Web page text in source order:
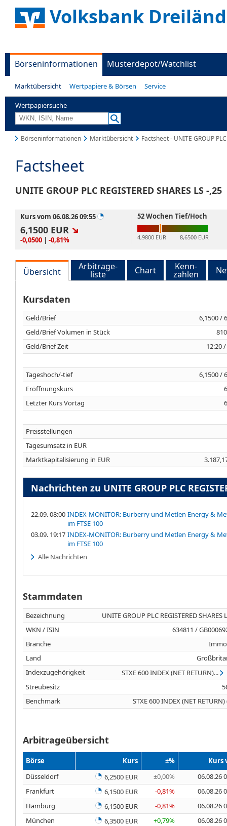
Volksbank
Börseninformationen Musterdepot/Watchlist
Marktübersicht Wertpapiere & Börsen Service
Wertpapiersuche
Börseninformationen Marktübersicht Factsheet - UNITE GROUP
Factsheet
UNITE GROUP PLC REGISTERED SHARES LS -,25
Kurs vom 06.08.26 09:55
6,1500 EUR
-0,0500 | -0,81%
52 Wochen Tief/Hoch
4,9800 EUR 8,6500 EUR
Übersicht Arbitrage-
liste Chart Kenn-
zahlen
Kursdaten
Geld/Brief
6,1500 /
Geld/Brief Volumen in Stück
Geld/Brief Zeit
12:20
Tageshoch/-tief
6,1500 /
Eröffnungskurs
Letzter Kurs Vortag
Preisstellungen
Tagesumsatz in EUR
Marktkapitalisierung in EUR
Nachrichten zu UNITE GROUP PLC
22.09. 08:00 INDEX-MONITOR: Burberry und Metlen Energy &
im FTSE 100
03.09. 19:17 INDEX-MONITOR: Burberry und Metlen Energy &
im FTSE 100
Alle Nachrichten
Stammdaten
Bezeichnung
UNITE GROUP PLC REGISTERED SHARES
WKN / ISIN
634811 /
Branche
Land
Indexzugehörigkeit
STXE 600 INDEX (NET RETURN)...
Streubesitz
Benchmark
STXE 600 INDEX (NET RETURN)
Arbitrageübersicht
Börse Kurs ±%
Kurs
Düsseldorf
6,2500 EUR ±0,00%
06.08.26
Frankfurt
6,1500 EUR -0,81%
06.08.26
Hamburg
6,1500 EUR -0,81%
06.08.26
München
6,3500 EUR +0,79%
06.08.26